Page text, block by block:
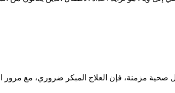
مزمنة، فإن العلاج المبكر ضروري، مع مرور